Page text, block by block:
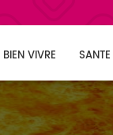
BIEN VIVRE SANTE